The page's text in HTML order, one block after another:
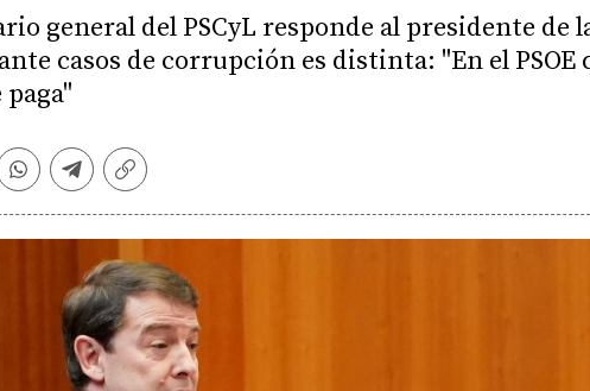
general del PSCyL responde al presidente de
casos de corrupción es distinta: "En el PSOE
paga"
Whatsapp
Telegram
Copiar